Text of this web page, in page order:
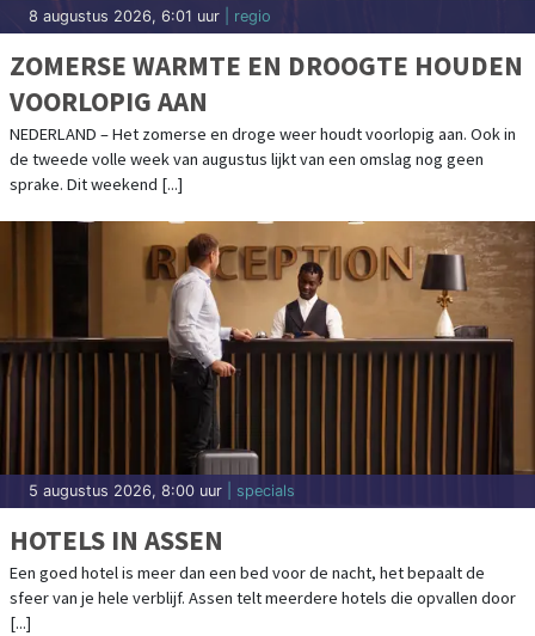
8 augustus 2026, 6:01 uur | regio
ZOMERSE WARMTE EN DROOGTE HOUDEN
VOORLOPIG AAN
NEDERLAND – Het zomerse en droge weer houdt voorlopig aan. Ook in
de tweede volle week van augustus lijkt van een omslag nog geen
sprake. Dit weekend [...]
5 augustus 2026, 8:00 uur | specials
HOTELS IN ASSEN
Een goed hotel is meer dan een bed voor de nacht, het bepaalt de
sfeer van je hele verblijf. Assen telt meerdere hotels die opvallen door
[...]